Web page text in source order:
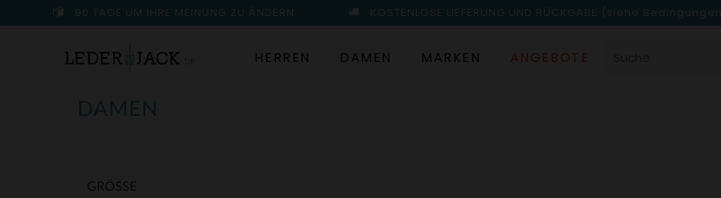
90 TAGE UM IHRE MEINUNG ZU ÄNDERN KOSTENLOSE LIEFERUNG UND RÜCKGABE (siehe Bedingungen)
HERREN DAMEN MARKEN ANGEBOTE
DAMEN
GRÖSSE